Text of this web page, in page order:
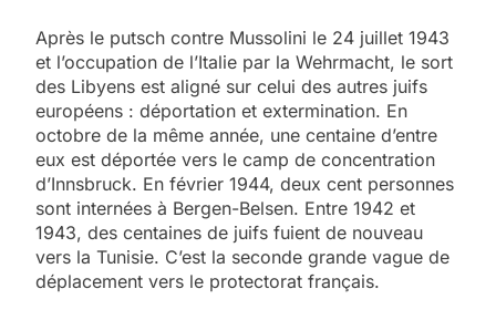
Après le putsch contre Mussolini le 24 juillet 1943
et l’occupation de l’Italie par la Wehrmacht, le sort
des Libyens est aligné sur celui des autres juifs
européens : déportation et extermination. En
octobre de la même année, une centaine d’entre
eux est déportée vers le camp de concentration
d’Innsbruck. En février 1944, deux cent personnes
sont internées à Bergen-Belsen. Entre 1942 et
1943, des centaines de juifs fuient de nouveau
vers la Tunisie. C’est la seconde grande vague de
déplacement vers le protectorat français.